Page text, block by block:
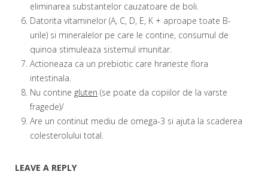
eliminarea substantelor cauzatoare de boli.
Datorita vitaminelor (A, C, D, E, K + aproape toate B-
urile) si mineralelor pe care le contine, consumul de
quinoa stimuleaza sistemul imunitar.
Actioneaza ca un prebiotic care hraneste flora
intestinala.
Nu contine gluten (se poate da copiilor de la varste
fragede)/
Are un continut mediu de omega-3 si ajuta la scaderea
colesterolului total.
LEAVE A REPLY